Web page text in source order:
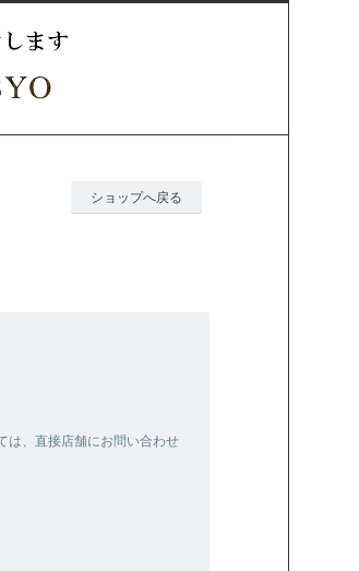
ショップへ戻る
は、直接店舗にお問い合わせ